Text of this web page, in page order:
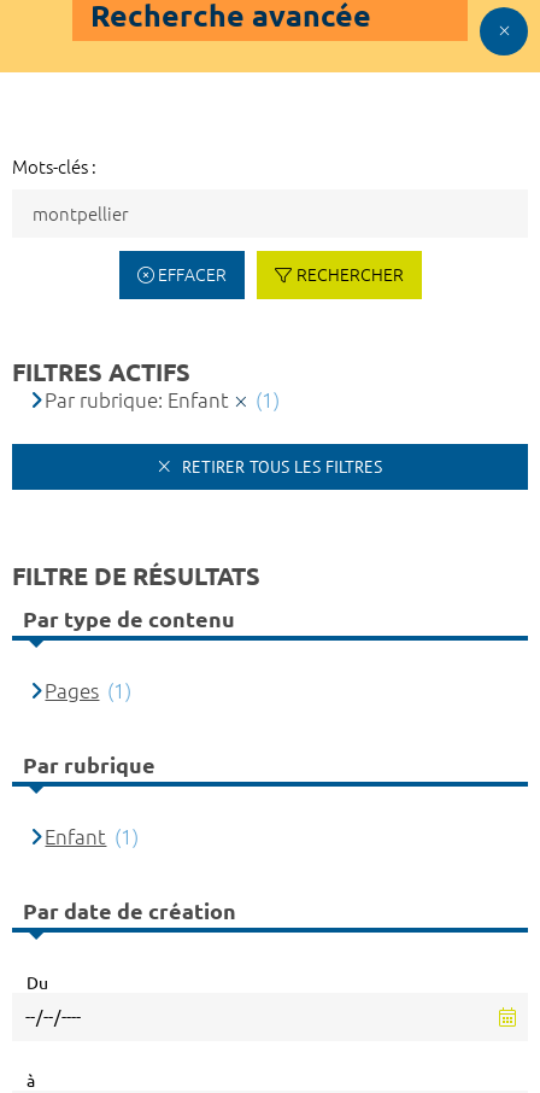
Recherche avancée
Mots-clés :
EFFACER RECHERCHER
FILTRES ACTIFS
Par rubrique: Enfant (1)
RETIRER TOUS LES FILTRES
FILTRE DE RÉSULTATS
Par type de contenu
Pages (1)
Par rubrique
Enfant (1)
Par date de création
Du
à